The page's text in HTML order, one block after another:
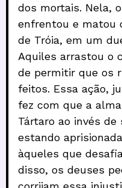
dos mortais. Nela,
enfrentou e matou
de Tróia, em um
Aquiles arrastou o
de permitir que os
feitos. Essa ação,
fez com que a
Tártaro ao invés de
estando
àqueles que
disso, os deuses